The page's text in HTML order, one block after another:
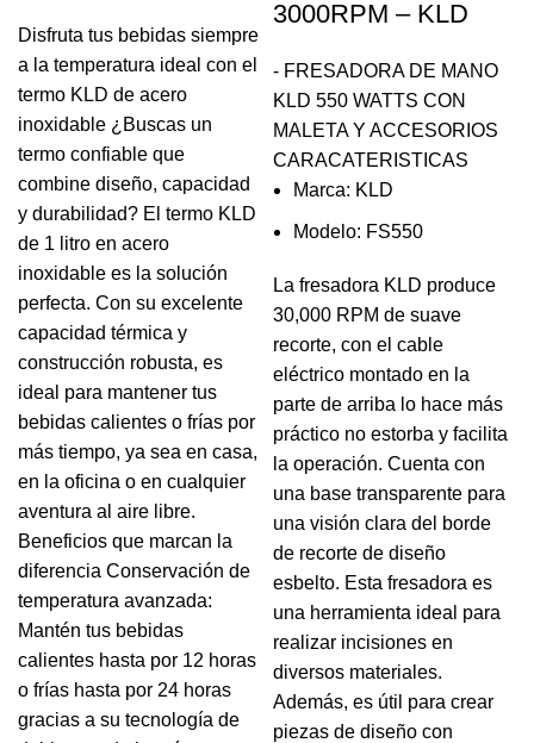
Disfruta tus bebidas siempre
a la temperatura ideal con el
termo KLD de acero
inoxidable ¿Buscas un
termo confiable que
combine diseño, capacidad
y durabilidad? El termo KLD
de 1 litro en acero
inoxidable es la solución
perfecta. Con su excelente
capacidad térmica y
construcción robusta, es
ideal para mantener tus
bebidas calientes o frías por
más tiempo, ya sea en casa,
en la oficina o en cualquier
aventura al aire libre.
Beneficios que marcan la
diferencia Conservación de
temperatura avanzada:
Mantén tus bebidas
calientes hasta por 12 horas
o frías hasta por 24 horas
gracias a su tecnología de
3000RPM – KLD
- FRESADORA DE MANO
KLD 550 WATTS CON
MALETA Y ACCESORIOS
CARACATERISTICAS
Marca: KLD
Modelo: FS550
La fresadora KLD produce
30,000 RPM de suave
recorte, con el cable
eléctrico montado en la
parte de arriba lo hace más
práctico no estorba y facilita
la operación. Cuenta con
una base transparente para
una visión clara del borde
de recorte de diseño
esbelto. Esta fresadora es
una herramienta ideal para
realizar incisiones en
diversos materiales.
Además, es útil para crear
piezas de diseño con